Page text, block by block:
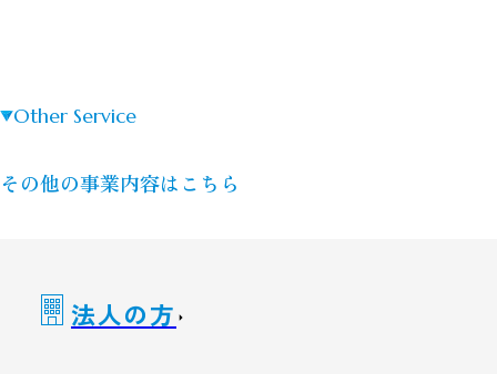
その他の事業内容はこちら
Other Service
法人の方